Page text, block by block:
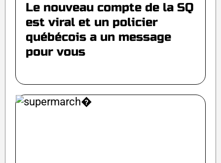
Le nouveau compte de la SQ
est viral et un policier
québécois a un message
pour vous